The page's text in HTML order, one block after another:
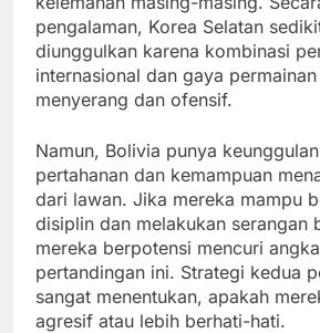
pengalaman, Korea Selatan
diunggulkan karena kombinasi
internasional dan gaya
menyerang dan ofensif.
Namun, Bolivia punya
pertahanan dan kemampuan
dari lawan. Jika mereka mampu
disiplin dan melakukan serangan
mereka berpotensi mencuri
pertandingan ini. Strategi kedua
sangat menentukan, apakah
agresif atau lebih berhati-hati.